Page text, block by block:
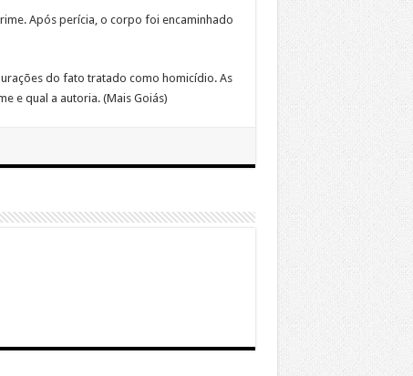
Após perícia, o corpo foi encaminhado
do fato tratado como homicídio. As
e qual a autoria. (Mais Goiás)